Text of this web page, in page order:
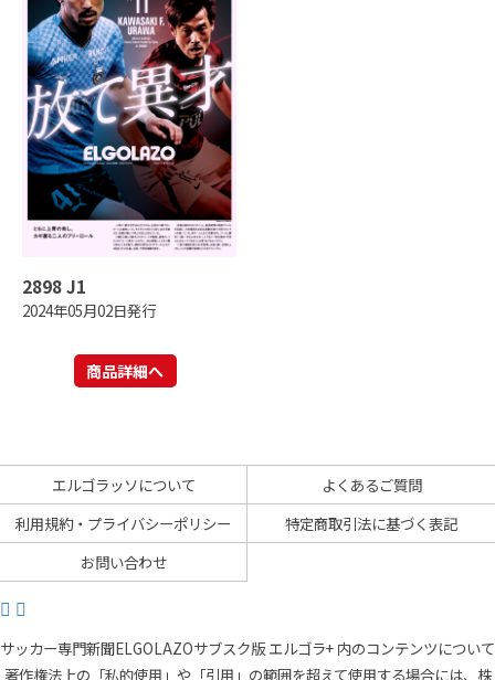
2898 J1
2024年05月02日発行
商品詳細へ
エルゴラッソについて
よくあるご質問
利用規約・プライバシーポリシー
特定商取引法に基づく表記
お問い合わせ
サッカー専門新聞ELGOLAZOサブスク版 エルゴラ+ 内のコンテンツについて
著作権法上の「私的使用」や「引用」の範囲を超えて使用する場合には、株